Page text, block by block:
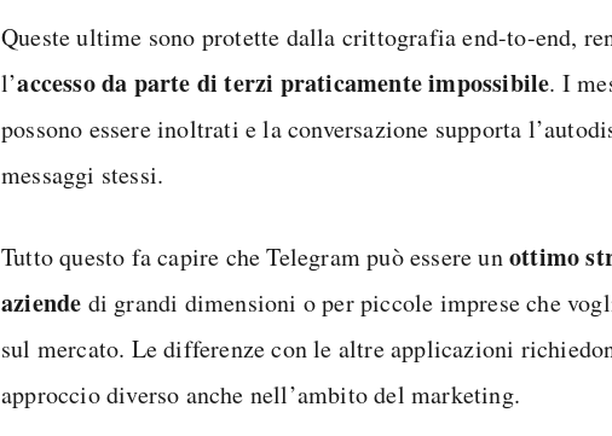
Queste ultime sono protette dalla crittografia end-to-end,
l’accesso da parte di terzi praticamente impossibile. I
possono essere inoltrati e la conversazione supporta
messaggi stessi.
Tutto questo fa capire che Telegram può essere unottimo
aziende di grandi dimensioni o per piccole imprese che
sul mercato. Le differenze con le altre applicazioni
approccio diverso anche nell’ambito del marketing.